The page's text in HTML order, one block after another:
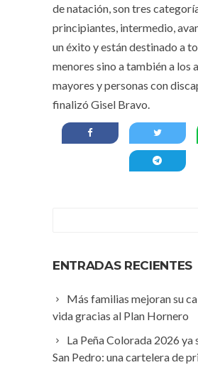
de natación, son tres
principiantes, intermedio,
un éxito y están destinado a
menores sino a también a los
mayores y personas con
finalizó Gisel Bravo.
ENTRADAS RECIENTES
Más familias mejoran su
vida gracias al Plan Hornero
La Peña Colorada 2026 ya
San Pedro: una cartelera de